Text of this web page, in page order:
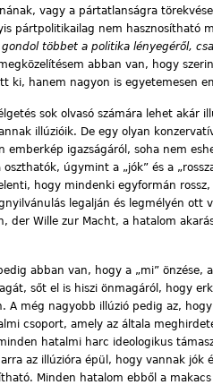
vagy a pártatlanságra
pártpolitikailag nem hasznosítható
gondol többet a politika lényegéről,
abban van, hogy
ki, hanem nagyon is egyetemesen
sok olvasó számára lehet akár
illúzióik. De egy olyan
emberkép igazságáról, soha nem
úgymint a „jók” és a
hogy mindenki egyformán
legalján és legmélyén ott
der Wille zur Macht, a hatalom
abban van, hogy a „mi” önzése,
sőt el is hiszi önmagáról, hogy
A még nagyobb illúzió pedig az,
csoport, amely az általa
hatalmi harc ideologikus
az illúzióra épül, hogy vannak jók
Minden hatalom ebből a